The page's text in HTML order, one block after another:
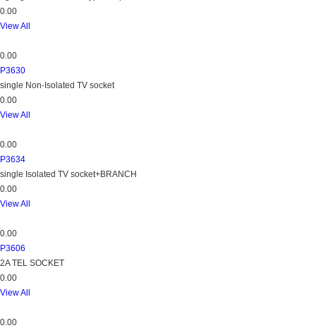
0.00
View All
0.00
P3630
single Non-Isolated TV socket
0.00
View All
0.00
P3634
single Isolated TV socket+BRANCH
0.00
View All
0.00
P3606
2A TEL SOCKET
0.00
View All
0.00